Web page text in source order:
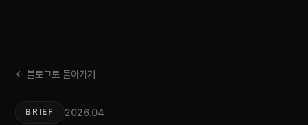
← 블로그로 돌아가기
BRIEF 2026.04